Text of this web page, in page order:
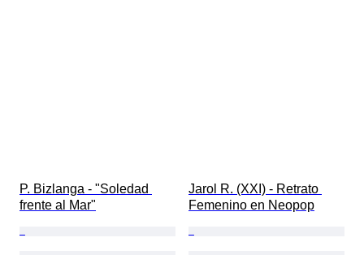
P. Bizlanga - ​"Soledad
frente al Mar"​
Jarol R. (XXI) - Retrato
Femenino en Neopop